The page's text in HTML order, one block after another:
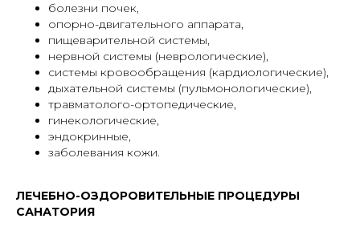
болезни почек,
опорно-двигательного аппарата,
пищеварительной системы,
нервной системы (неврологические),
системы кровообращения (кардиологические),
дыхательной системы (пульмонологические),
травматолого-ортопедические,
гинекологические,
эндокринные,
заболевания кожи.
ЛЕЧЕБНО-ОЗДОРОВИТЕЛЬНЫЕ ПРОЦЕДУРЫ
САНАТОРИЯ